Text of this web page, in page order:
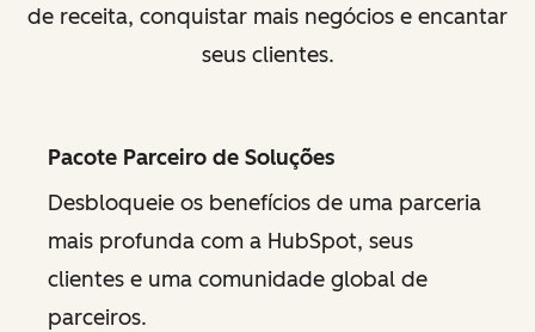
de receita, conquistar mais negócios e encantar
seus clientes.
Pacote Parceiro de Soluções
Desbloqueie os benefícios de uma parceria
mais profunda com a HubSpot, seus
clientes e uma comunidade global de
parceiros.